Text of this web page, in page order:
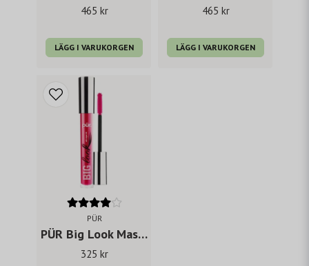
465 kr
LÄGG I VARUKORGEN
465 kr
LÄGG I VARUKORGEN
PÜR
PÜR Big Look Mas cara
325 kr